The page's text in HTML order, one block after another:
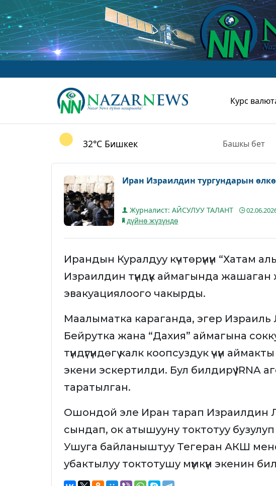
Курс
32°C Бишкек Башкы бет
Иран Израилдин тургундарын
Журналист: АЙСУЛУУ ТАЛАНТ
дүйнө жүзүндө
Ирандын Куралдуу күчтөрүнүн “Хатам
Израилдин түндүк аймагында
эвакуациялоого чакырды.
Маалыматка караганда, эгер
Бейрутка жана “Дахия” аймагына
түндүгүндөгү калк коопсуздук үчүн
экени эскертилди. Бул билдирүү IRNA
таратылган.
Ошондой эле Иран тарап Израилдин
сындап, ок атышууну токтотуу
Ушуга байланыштуу Тегеран АКШ менен
убактылуу токтотушу мүмкүн экенин